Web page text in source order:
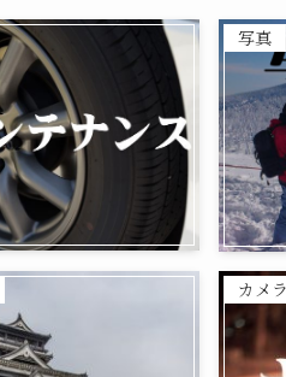
写真
カメラ